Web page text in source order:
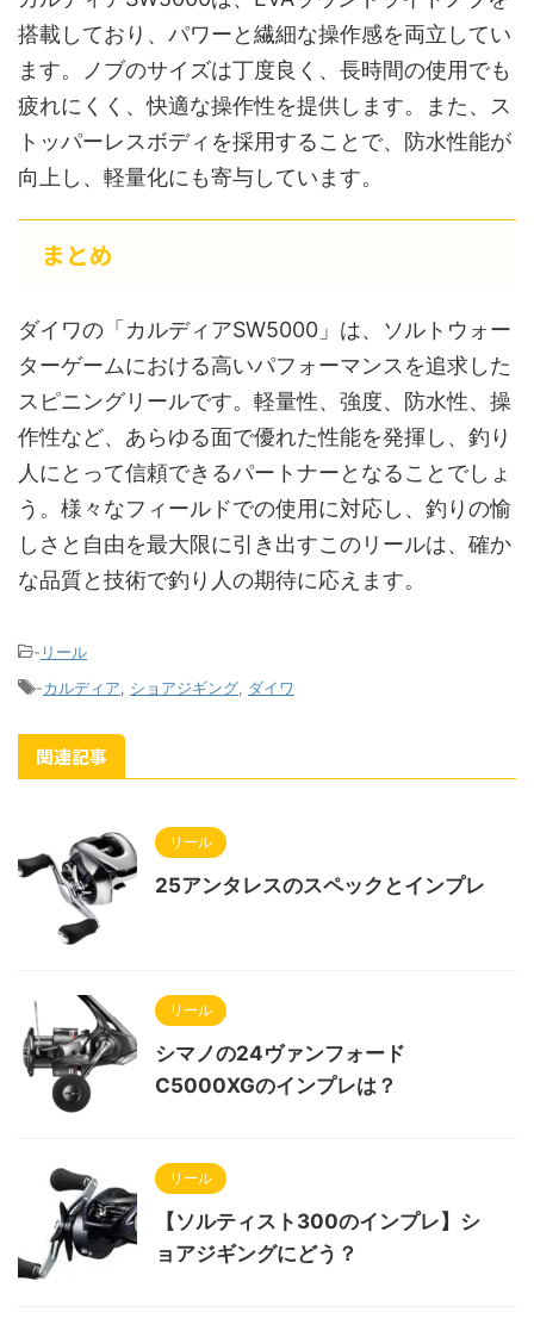
搭載しており、パワーと繊細な操作感を両立してい
ます。ノブのサイズは丁度良く、長時間の使用でも
疲れにくく、快適な操作性を提供します。また、ス
トッパーレスボディを採用することで、防水性能が
向上し、軽量化にも寄与しています。
まとめ
ダイワの「カルディアSW5000」は、ソルトウォー
ターゲームにおける高いパフォーマンスを追求した
スピニングリールです。軽量性、強度、防水性、操
作性など、あらゆる面で優れた性能を発揮し、釣り
人にとって信頼できるパートナーとなることでしょ
う。様々なフィールドでの使用に対応し、釣りの愉
しさと自由を最大限に引き出すこのリールは、確か
な品質と技術で釣り人の期待に応えます。
- リール
-カルディア ショアジギング ダイワ
関連記事
リール
25アンタレスのスペックとインプレ
リール
シマノの24ヴァンフォード
C5000XGのインプレは？
リール
【ソルティスト300のインプレ】シ
ョアジギングにどう？